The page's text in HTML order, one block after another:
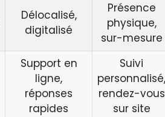
Délocalisé,
digitalisé
Présence
physique,
sur-mesure
Support en
ligne,
réponses
rapides
Suivi
personnalisé,
rendez-vous
sur site